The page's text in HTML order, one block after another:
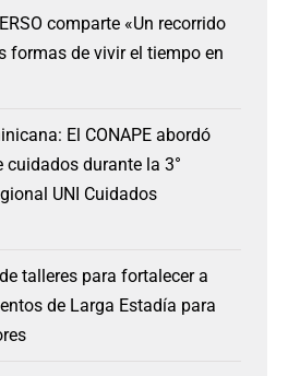
comparte «Un recorrido
formas de vivir el tiempo en
El CONAPE abordó
cuidados durante la 3°
UNI Cuidados
talleres para fortalecer a
de Larga Estadía para